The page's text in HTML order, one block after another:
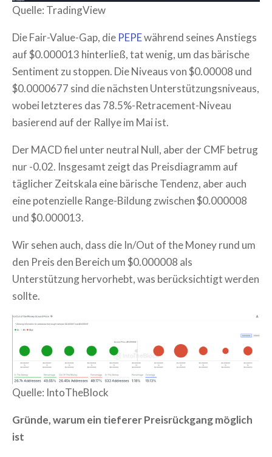
Quelle: TradingView
Die Fair-Value-Gap, die PEPEwährend seines Anstiegs
auf $0.000013 hinterließ, tat wenig, um das bärische
Sentiment zu stoppen. Die Niveaus von $0.00008 und
$0.0000677 sind die nächsten Unterstützungsniveaus,
wobei letzteres das 78.5%-Retracement-Niveau
basierend auf der Rallye im Mai ist.
Der MACD fiel unter neutral Null, aber der CMF betrug
nur -0.02. Insgesamt zeigt das Preisdiagramm auf
täglicher Zeitskala eine bärische Tendenz, aber auch
eine potenzielle Range-Bildung zwischen $0.000008
und $0.000013.
Wir sehen auch, dass die In/Out of the Money rund um
den Preis den Bereich um $0.000008 als
Unterstützung hervorhebt, was berücksichtigt werden
sollte.
Quelle: IntoTheBlock
Gründe, warum ein tieferer Preisrückgang möglich
ist